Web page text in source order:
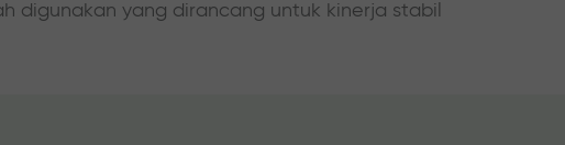
digunakan yang dirancang untuk kinerja stabil